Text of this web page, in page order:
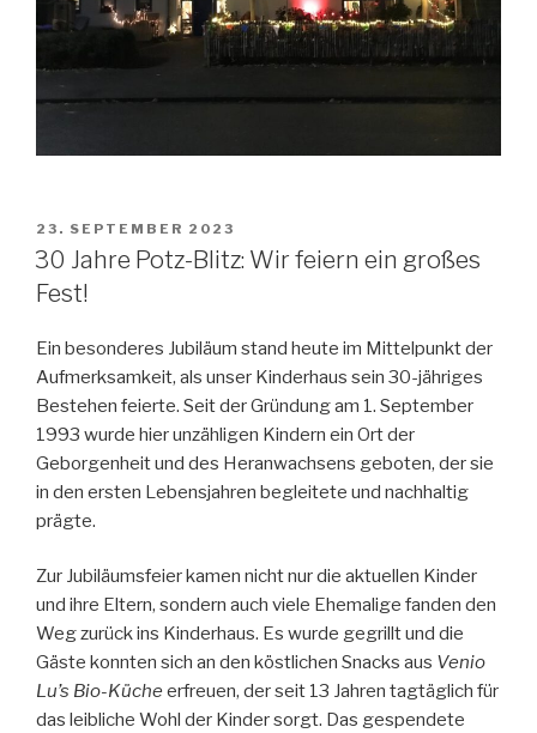
VERÖFFENTLICHT
AM
23. SEPTEMBER 2023
30 Jahre Potz-Blitz: Wir feiern ein großes
Fest!
Ein besonderes Jubiläum stand heute im Mittelpunkt der
Aufmerksamkeit, als unser Kinderhaus sein 30-jähriges
Bestehen feierte. Seit der Gründung am 1. September
1993 wurde hier unzähligen Kindern ein Ort der
Geborgenheit und des Heranwachsens geboten, der sie
in den ersten Lebensjahren begleitete und nachhaltig
prägte.
Zur Jubiläumsfeier kamen nicht nur die aktuellen Kinder
und ihre Eltern, sondern auch viele Ehemalige fanden den
Weg zurück ins Kinderhaus. Es wurde gegrillt und die
Gäste konnten sich an den köstlichen Snacks aus Venio
Lu’s Bio-Küche erfreuen, der seit 13 Jahren tagtäglich für
das leibliche Wohl der Kinder sorgt. Das gespendete